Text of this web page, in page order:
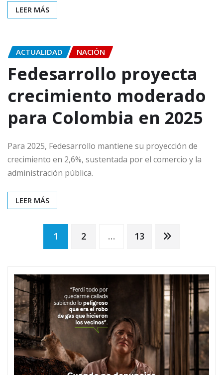
LEER MÁS
ACTUALIDAD NACIÓN
Fedesarrollo proyecta
crecimiento moderado
para Colombia en 2025
Para 2025, Fedesarrollo mantiene su proyección de
crecimiento en 2,6%, sustentada por el comercio y la
administración pública.
LEER MÁS
Paginación
de
entradas
1 2 … 13